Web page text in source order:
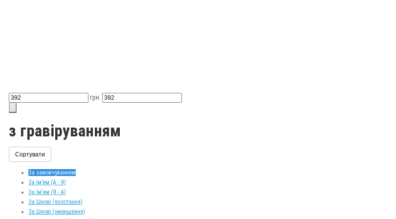
грн.
з гравіруванням
Сортувати
За замовчуванням
За Ім’ям (A - Я)
За Ім’ям (Я - A)
За Ціною (зростання)
За Ціною (зменшення)